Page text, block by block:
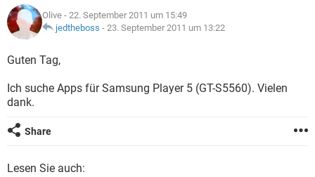
FACEBOOK
WHATSAPP TIKTOK
FACEBOOK
ANDROID
WINDOWS 10 INSTAGRAM
WHATSAPP
SPIELE STREAMING
ANDROID
WINDOWS 10
WHATSAPP TIKTOK
LEXIKON
SPIELE
WINDOWS 10
WHATSAPP
Olive - 22. September 2011 um 15:49
jedtheboss - 23. September 2011 um 13:22
Guten Tag,
Ich suche Apps für Samsung Player 5 (GT-S5560). Vielen
dank.
Share
Lesen Sie auch: